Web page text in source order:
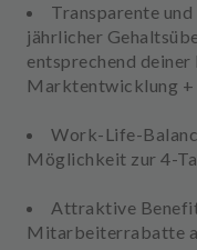
Transparente
jährlicher
entsprechend deiner
Marktentwicklung
Work-Life-
Möglichkeit zur 4-
Attraktive
Mitarbeiterrabatte